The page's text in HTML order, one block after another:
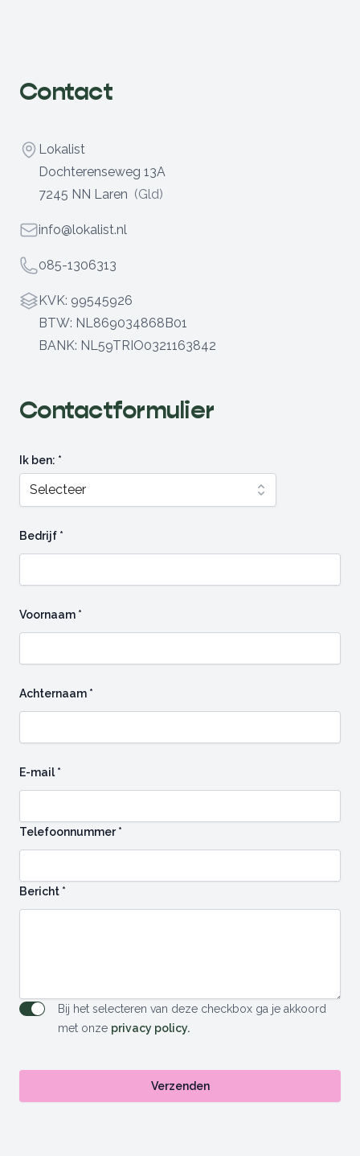
Contact
Address
Lokalist
Dochterenseweg 13A
7245 NN Laren (Gld)
Emailinfo@lokalist.nl
Telefoon
085-1306313
Bedrijfsinfo
KVK: 99545926
BTW: NL869034868B01
BANK: NL59TRIO0321163842
Contactformulier
Ik ben: *
Selecteer
Bedrijf *
Voornaam *
Achternaam *
E-mail *
Telefoonnummer *
Bericht *
Agree to policies
Bij het selecteren van deze checkbox ga je akkoord
met onze privacy policy.
Verzenden